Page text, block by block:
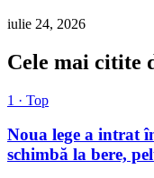
iulie 24, 2026
Cele mai citite
1 · Top
Noua lege a intrat
schimbă la bere,